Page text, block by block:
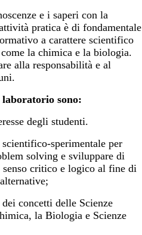
e i saperi con la
pratica è di fondamentale
a carattere scientifico
la chimica e la biologia.
alla responsabilità e al
sono:
degli studenti.
sperimentale per
solving e sviluppare di
critico e logico al fine di
concetti delle Scienze
la Biologia e Scienze